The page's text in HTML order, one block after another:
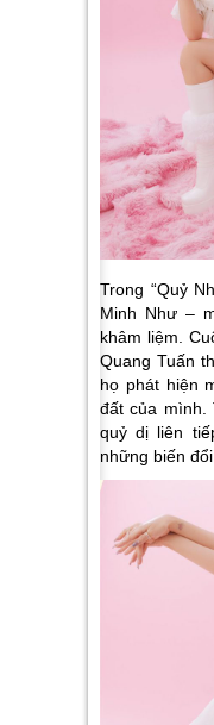
Trong “Quỷ
Minh Như –
khâm liệm.
Quang Tuấn
họ phát hiện
đất của mình.
quỷ dị liên
những biến